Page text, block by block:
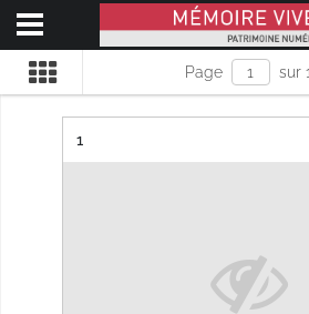
Mémoire Vive patrimoine numérisé
Ouvrir le menu déroulant
Page sur 1
Résultat n°
1